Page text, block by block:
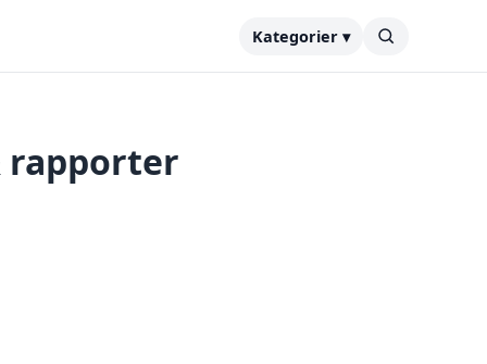
Kategorier ▾
rapporter